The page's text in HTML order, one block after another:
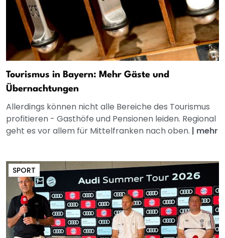
Tourismus in Bayern: Mehr Gäste und
Übernachtungen
Allerdings können nicht alle Bereiche des Tourismus
profitieren - Gasthöfe und Pensionen leiden. Regional
geht es vor allem für Mittelfranken nach oben. | mehr
SPORT